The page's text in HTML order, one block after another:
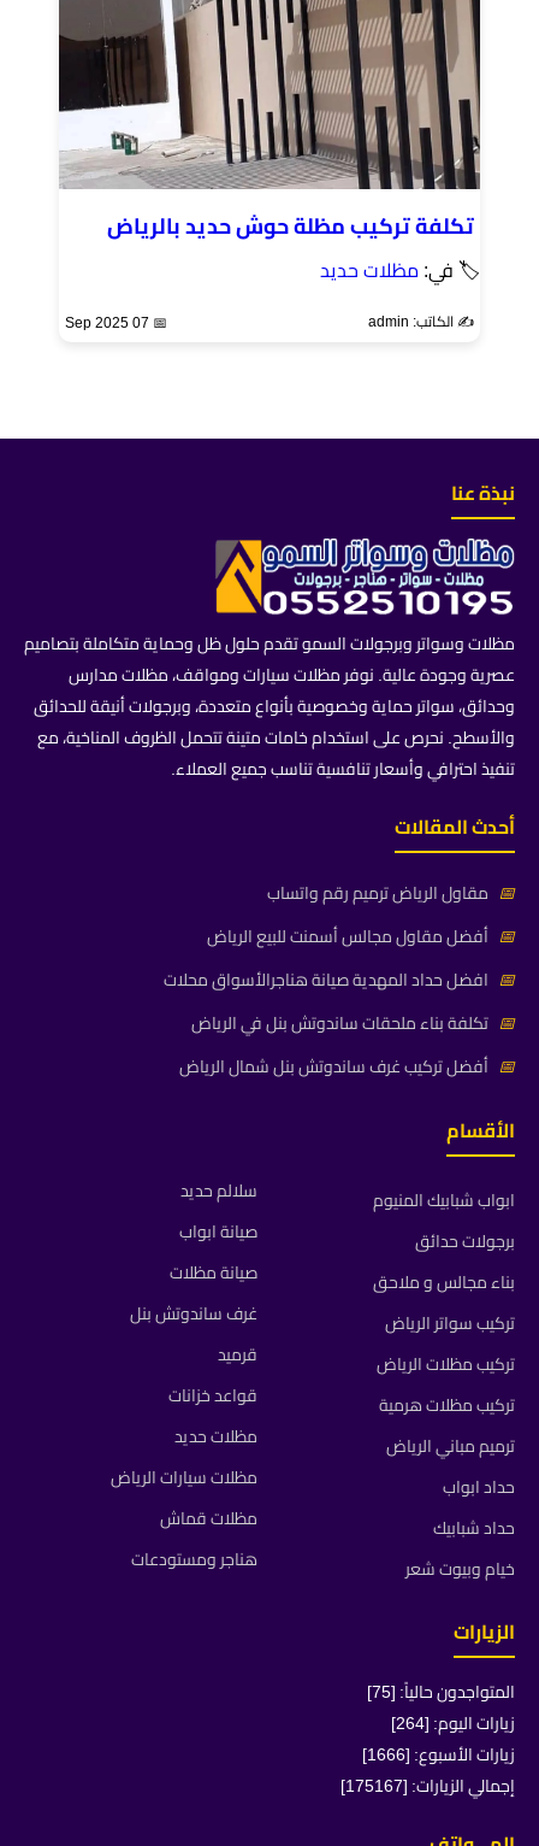
تكلفة تركيب مظلة حوش حديد بالرياض
🏷 في: مظلات حديد
✍️ الكاتب: admin 📅 07 Sep 2025
نبذة عنا
مظلات وسواتر وبرجولات السمو تقدم حلول ظل وحماية متكاملة بتصاميم
عصرية وجودة عالية. نوفر مظلات سيارات ومواقف، مظلات مدارس
وحدائق، سواتر حماية وخصوصية بأنواع متعددة، وبرجولات أنيقة للحدائق
والأسطح. نحرص على استخدام خامات متينة تتحمل الظروف المناخية، مع
تنفيذ احترافي وأسعار تنافسية تناسب جميع العملاء.
أحدث المقالات
📅 مقاول الرياض ترميم رقم واتساب
📅 أفضل مقاول مجالس أسمنت للبيع الرياض
📅 افضل حداد المهدية صيانة هناجرالأسواق محلات
📅 تكلفة بناء ملحقات ساندوتش بنل في الرياض
📅 أفضل تركيب غرف ساندوتش بنل شمال الرياض
الأقسام
ابواب شبابيك المنيوم
برجولات حدائق
بناء مجالس و ملاحق
تركيب سواتر الرياض
تركيب مظلات الرياض
تركيب مظلات هرمية
ترميم مباني الرياض
حداد ابواب
حداد شبابيك
خيام وبيوت شعر
سلالم حديد
صيانة ابواب
صيانة مظلات
غرف ساندوتش بنل
قرميد
قواعد خزانات
مظلات حديد
مظلات سيارات الرياض
مظلات قماش
هناجر ومستودعات
الزيارات
المتواجدون حالياً: [75]
زيارات اليوم: [264]
زيارات الأسبوع: [1666]
إجمالي الزيارات: [175167]